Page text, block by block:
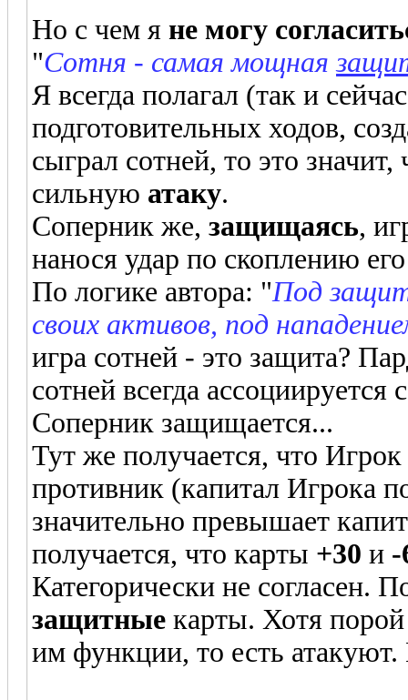
Но с чем я не могу
"Сотня - самая мощная
Я всегда полагал (так и
подготовительных ходов,
сыграл сотней, то это
сильную атаку.
Соперник же, защищаясь,
нанося удар по скоплению
По логике автора: "Под
своих активов, под
игра сотней - это защита?
сотней всегда
Соперник защищается...
Тут же получается, что
противник (капитал Игрока
значительно превышает
получается, что карты +30 и -
Категорически не согласен.
защитные карты. Хотя
им функции, то есть